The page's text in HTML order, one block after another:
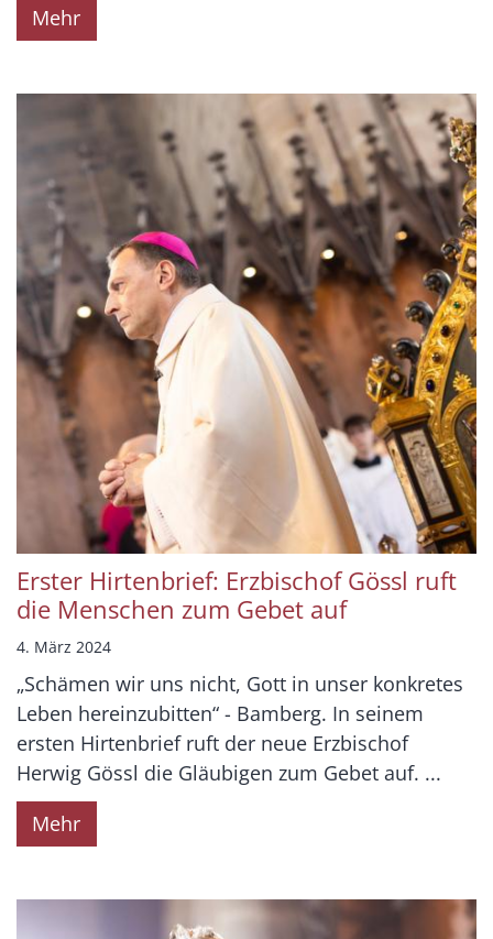
Mehr
Erster Hirtenbrief: Erzbischof Gössl ruft
die Menschen zum Gebet auf
4. März 2024
„Schämen wir uns nicht, Gott in unser konkretes
Leben hereinzubitten“ - Bamberg. In seinem
ersten Hirtenbrief ruft der neue Erzbischof
Herwig Gössl die Gläubigen zum Gebet auf. ...
Mehr